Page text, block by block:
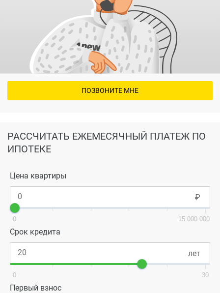
РАССЧИТАТЬ ЕЖЕМЕСЯЧНЫЙ ПЛАТЕЖ ПО
ИПОТЕКЕ
Цена квартиры
0 15 000 000
Срок кредита
0 30
Первый взнос
ПОЗВОНИТЕ МНЕ